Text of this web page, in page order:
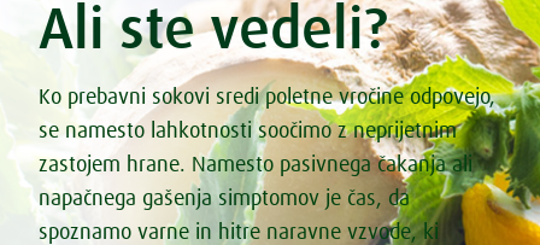
Ali ste vedeli?
Ko prebavni sokovi sredi poletne vročine odpovejo,
se namesto lahkotnosti soočimo z neprijetnim
zastojem hrane. Namesto pasivnega čakanja ali
napačnega gašenja simptomov je čas, da
spoznamo varne in hitre naravne vzvode, ki